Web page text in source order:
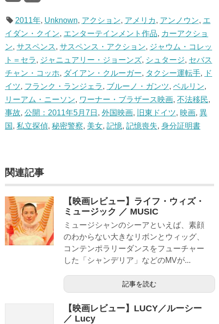
2011年, Unknown, アクション, アメリカ, アンノウン, エ
イダン・クイン, エンターテインメント作品, カーアクショ
ン, サスペンス, サスペンス・アクション, ジャウム・コレッ
ト＝セラ, ジャニュアリー・ジョーンズ, シュタージ, セバス
チャン・コッホ, ダイアン・クルーガー, タクシー運転手, ド
イツ, フランク・ランジェラ, ブルーノ・ガンツ, ベルリン,
リーアム・ニーソン, ワーナー・ブラザース映画, 不法移民,
事故, 公開：2011年5月7日 , 外国映画, 旧東ドイツ, 映画, 異
国 , 私立探偵, 秘密警察, 美女, 記憶, 記憶喪失, 身分証明書
関連記事
【映画レビュー】ライフ・ウィズ・
ミュージック ／ MUSIC
ミュージシャンのシーアといえば、素顔
のわからない大きなリボンとウィッグ、
コンテンポラリーダンスをフューチャー
した「シャンデリア」などのMVが...
記事を読む
【映画レビュー】LUCY／ルーシー
／ Lucy